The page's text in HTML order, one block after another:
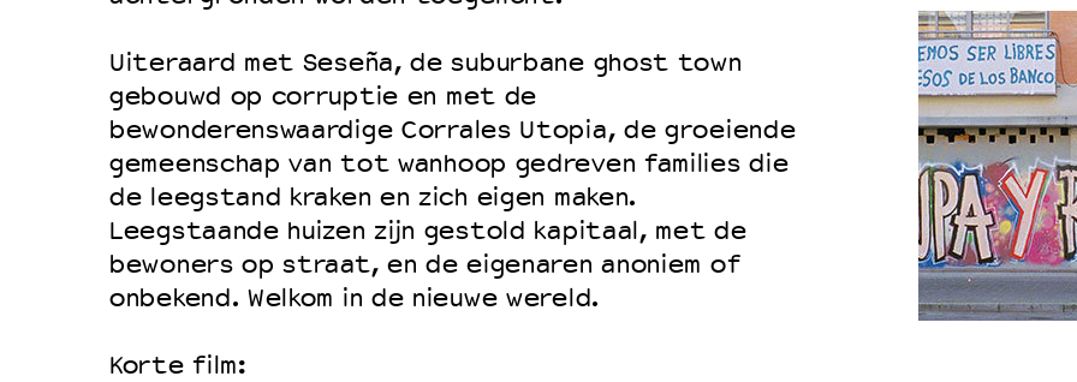
OVER LANTARENVENSTER
Wat we doen
Werken bij
Wie is wie
Historie
Uiteraard met Seseña, de suburbane ghost town
gebouwd op corruptie en met de
bewonderenswaardige Corrales Utopia, de groeiende
gemeenschap van tot wanhoop gedreven families die
de leegstand kraken en zich eigen maken.
Leegstaande huizen zijn gestold kapitaal, met de
bewoners op straat, en de eigenaren anoniem of
onbekend. Welkom in de nieuwe wereld.
Korte film: